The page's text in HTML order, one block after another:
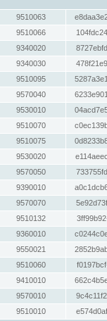
9510063
9510066
9340020
9340030
9510095
9570040
9530010
9510070
9510075
9530020
9570050
9390010
9570070
9510132
9360010
9550021
9510060
9410010
9570010
9510010